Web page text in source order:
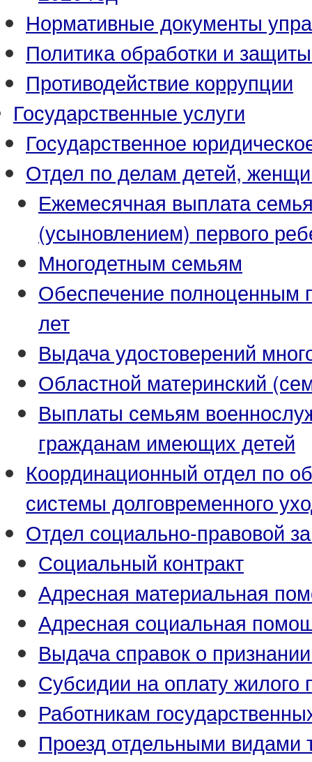
Нормативные документы
Политика обработки и
Противодействие коррупции
Государственные услуги
Государственное
Отдел по делам детей,
Ежемесячная выплата
(усыновлением) первого
Многодетным семьям
Обеспечение полноценным
лет
Выдача удостоверений
Областной материнский
Выплаты семьям
гражданам имеющих детей
Координационный отдел по
системы долговременного
Отдел социально-правовой
Социальный контракт
Адресная материальная
Адресная социальная
Выдача справок о
Субсидии на оплату
Работникам
Проезд отдельными видами